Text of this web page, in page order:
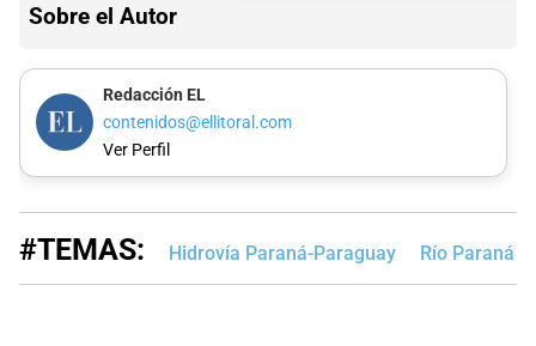
Sobre el Autor
Redacción EL
contenidos@ellitoral.com
Ver Perfil
#TEMAS: Hidrovía Paraná-Paraguay Río Paraná